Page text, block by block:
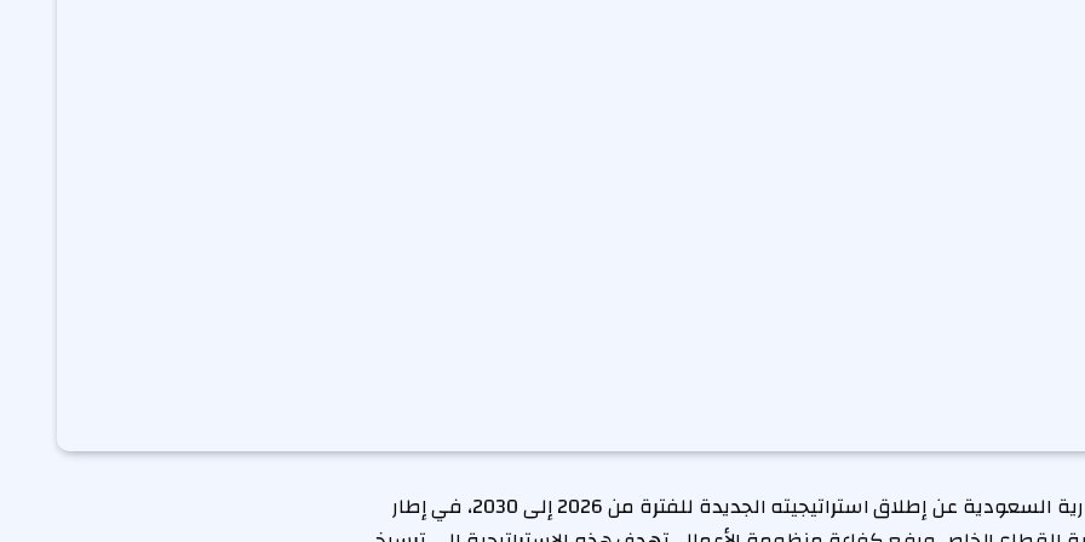
أعلن اتحاد الغرف التجارية السعودية عن إطلاق استراتيجيته الجديدة للفترة من 2026 إلى 2030، في إطار